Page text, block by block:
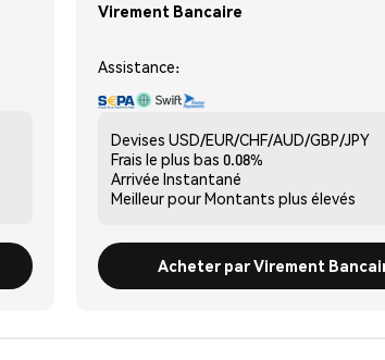
Virement Bancaire
Assistance:
Devises USD/EUR/CHF/AUD/GBP/JPY
Frais le plus bas 0.08%
Arrivée Instantané
Meilleur pourMontants plus élevés
Acheter par Virement